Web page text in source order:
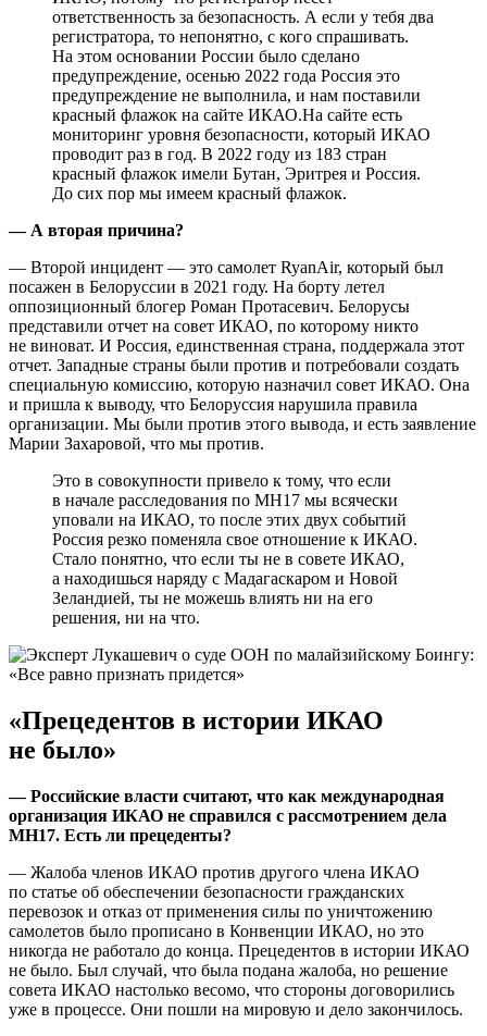
ответственность за безопасность. А если у тебя два
регистратора, то непонятно, с кого спрашивать.
На этом основании России было сделано
предупреждение, осенью 2022 года Россия это
предупреждение не выполнила, и нам поставили
красный флажок на сайте ИКАО.На сайте есть
мониторинг уровня безопасности, который ИКАО
проводит раз в год. В 2022 году из 183 стран
красный флажок имели Бутан, Эритрея и Россия.
До сих пор мы имеем красный флажок.
— А вторая причина?
— Второй инцидент — это самолет RyanAir, который был
посажен в Белоруссии в 2021 году. На борту летел
оппозиционный блогер Роман Протасевич. Белорусы
представили отчет на совет ИКАО, по которому никто
не виноват. И Россия, единственная страна, поддержала этот
отчет. Западные страны были против и потребовали создать
специальную комиссию, которую назначил совет ИКАО. Она
и пришла к выводу, что Белоруссия нарушила правила
организации. Мы были против этого вывода, и есть заявление
Марии Захаровой, что мы против.
Это в совокупности привело к тому, что если
в начале расследования по МН17 мы всячески
уповали на ИКАО, то после этих двух событий
Россия резко поменяла свое отношение к ИКАО.
Стало понятно, что если ты не в совете ИКАО,
а находишься наряду с Мадагаскаром и Новой
Зеландией, ты не можешь влиять ни на его
решения, ни на что.
«Прецедентов в истории ИКАО
не было»
— Российские власти считают, что как международная
организация ИКАО не справился с рассмотрением дела
МН17. Есть ли прецеденты?
— Жалоба членов ИКАО против другого члена ИКАО
по статье об обеспечении безопасности гражданских
перевозок и отказ от применения силы по уничтожению
самолетов было прописано в Конвенции ИКАО, но это
никогда не работало до конца. Прецедентов в истории ИКАО
не было. Был случай, что была подана жалоба, но решение
совета ИКАО настолько весомо, что стороны договорились
уже в процессе. Они пошли на мировую и дело закончилось.